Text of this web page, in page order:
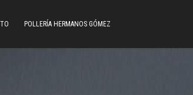
POLLERÍA HERMANOS GÓMEZ